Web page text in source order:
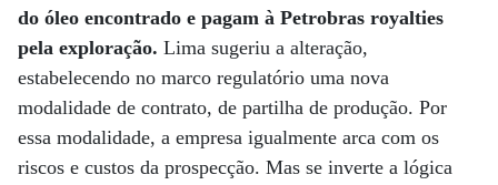
do óleo encontrado e pagam à Petrobras royalties
pela exploração. Lima sugeriu a alteração,
estabelecendo no marco regulatório uma nova
modalidade de contrato, de partilha de produção. Por
essa modalidade, a empresa igualmente arca com os
riscos e custos da prospecção. Mas se inverte a lógica